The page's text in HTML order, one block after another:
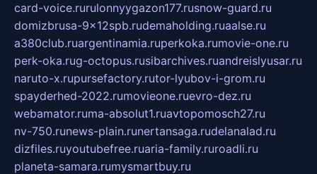
card-voice.rurulonnyygazon177.rusnow-guard.ru
domizbrusa-9x12spb.rudemaholding.ruaalse.ru
a380club.ruargentinamia.ruperkoka.rumovie-one.ru
perk-oka.rug-octopus.rusibarchives.ruandreislyusar.ru
naruto-x.rupursefactory.rutor-lyubov-i-grom.ru
spayderhed-2022.rumovieone.ruevro-dez.ru
webamator.ruma-absolut1.ruavtopomosch27.ru
nv-750.runews-plain.runertansaga.rudelanalad.ru
dizfiles.ruyoutubefree.ruaria-family.ruroadli.ru
planeta-samara.rumysmartbuy.ru